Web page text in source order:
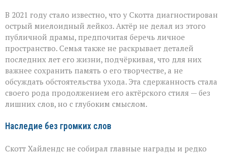
В 2021 году стало известно, что у Скотта диагностирован
острый миелоидный лейкоз. Актёр не делал из этого
публичной драмы, предпочитая беречь личное
пространство. Семья также не раскрывает деталей
последних лет его жизни, подчёркивая, что для них
важнее сохранить память о его творчестве, а не
обсуждать обстоятельства ухода. Эта сдержанность стала
своего рода продолжением его актёрского стиля — без
лишних слов, но с глубоким смыслом.
Наследие без громких слов
Скотт Хайлендс не собирал главные награды и редко